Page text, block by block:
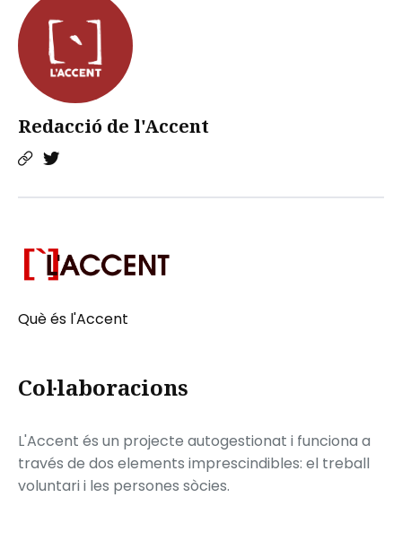
Redacció de l'Accent
Què és l'Accent
Col·laboracions
L'Accent és un projecte autogestionat i funciona a
través de dos elements imprescindibles: el treball
voluntari i les persones sòcies.